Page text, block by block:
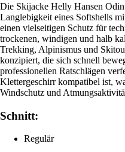
Die Skijacke Helly Hansen
Langlebigkeit eines Softshells
einen vielseitigen Schutz für
trockenen, windigen und halb
Trekking, Alpinismus und
konzipiert, die sich schnell
professionellen Ratschlägen
Klettergeschirr kompatibel ist,
Windschutz und
Schnitt:
Regulär